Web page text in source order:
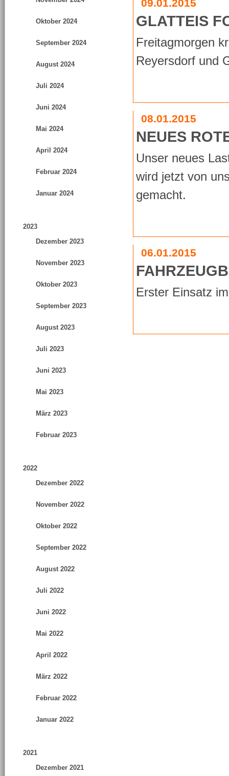
Oktober 2024
September 2024
August 2024
Juli 2024
Juni 2024
Mai 2024
April 2024
Februar 2024
Januar 2024
2023
Dezember 2023
November 2023
Oktober 2023
September 2023
August 2023
Juli 2023
Juni 2023
Mai 2023
März 2023
Februar 2023
2022
Dezember 2022
November 2022
Oktober 2022
September 2022
August 2022
Juli 2022
Juni 2022
Mai 2022
April 2022
März 2022
Februar 2022
Januar 2022
2021
Dezember 2021
09.01.2015
GLATTEIS
Freitagmorgen
Reyersdorf und
08.01.2015
NEUES
Unser neues
wird jetzt von
gemacht.
06.01.2015
Erster Einsatz